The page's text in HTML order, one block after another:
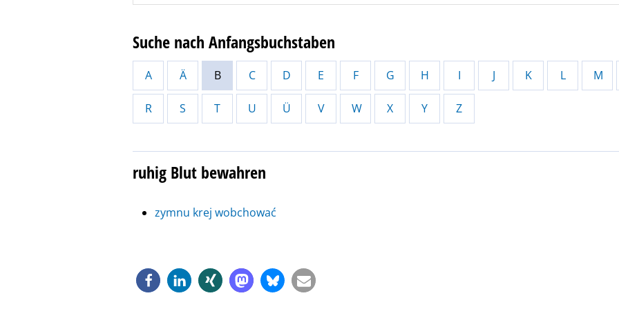
Suche nach Anfangsbuchstaben
A Ä B C D E F G H I J K L M
R S T U Ü V W X Y Z
ruhig Blut bewahren
zymnu krej wobchować